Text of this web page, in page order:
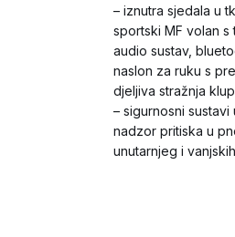
– iznutra sjedala u
sportski MF volan s
audio sustav,
naslon za ruku s
djeljiva stražnja
– sigurnosni sustavi
nadzor pritiska u
unutarnjeg i